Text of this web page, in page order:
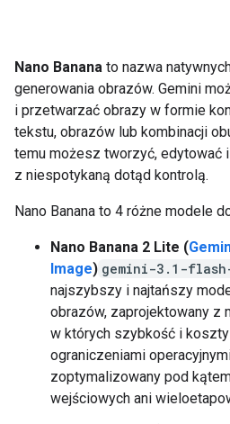
Nano Banana to nazwa
generowania obrazów. Gemini
i przetwarzać obrazy w formie
tekstu, obrazów lub kombinacji
temu możesz tworzyć, edytować
z niespotykaną dotąd kontrolą.
Nano Banana to 4 różne modele
Nano Banana 2 Lite (
Image) gemini-3.1-
najszybszy i najtańszy
obrazów, zaprojektowany z
w których szybkość i koszty
ograniczeniami
zoptymalizowany pod
wejściowych ani